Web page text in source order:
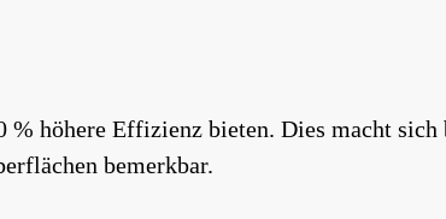
höhere Effizienz bieten. Dies macht sich
bemerkbar.